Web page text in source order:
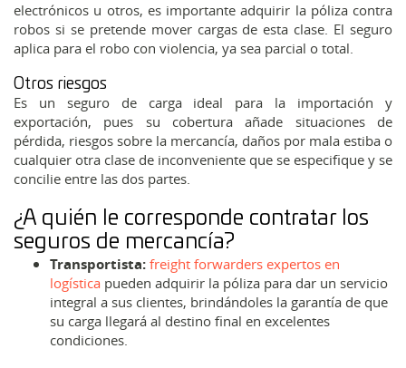
electrónicos u otros, es importante adquirir la póliza contra
robos si se pretende mover cargas de esta clase. El seguro
aplica para el robo con violencia, ya sea parcial o total.
Otros riesgos
Es un seguro de carga ideal para la importación y
exportación, pues su cobertura añade situaciones de
pérdida, riesgos sobre la mercancía, daños por mala estiba o
cualquier otra clase de inconveniente que se especifique y se
concilie entre las dos partes.
¿A quién le corresponde contratar los
seguros de mercancía?
Transportista: freight forwarders expertos en
logística pueden adquirir la póliza para dar un servicio
integral a sus clientes, brindándoles la garantía de que
su carga llegará al destino final en excelentes
condiciones.